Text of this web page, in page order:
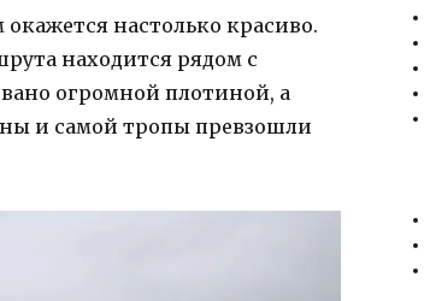
настолько красиво.
находится рядом с
огромной плотиной, а
и самой тропы превзошли